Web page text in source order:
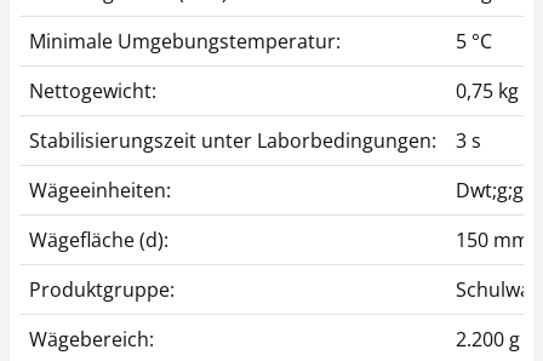
Minimale Umgebungstemperatur:
5 °C
Nettogewicht:
0,75 kg
Stabilisierungszeit unter Laborbedingungen:
3 s
Wägeeinheiten:
Wägefläche (d):
150 mm
Produktgruppe:
Wägebereich:
2.200 g